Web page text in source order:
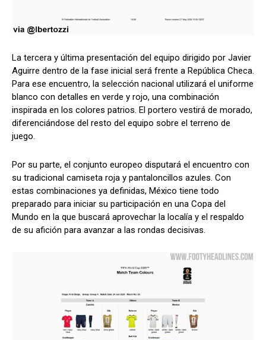
La tercera y última presentación del equipo dirigido por Javier
Aguirre dentro de la fase inicial será frente a República Checa.
Para ese encuentro, la selección nacional utilizará el uniforme
blanco con detalles en verde y rojo, una combinación
inspirada en los colores patrios. El portero vestirá de morado,
diferenciándose del resto del equipo sobre el terreno de
juego.
Por su parte, el conjunto europeo disputará el encuentro con
su tradicional camiseta roja y pantaloncillos azules. Con
estas combinaciones ya definidas, México tiene todo
preparado para iniciar su participación en una Copa del
Mundo en la que buscará aprovechar la localía y el respaldo
de su afición para avanzar a las rondas decisivas.